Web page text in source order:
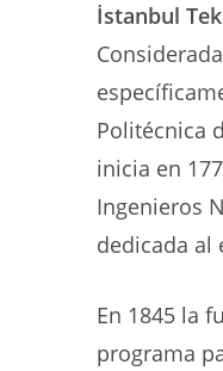
İstanbul
Politécnica
inicia en
Ingenieros
dedicada al
En 1845 la
programa